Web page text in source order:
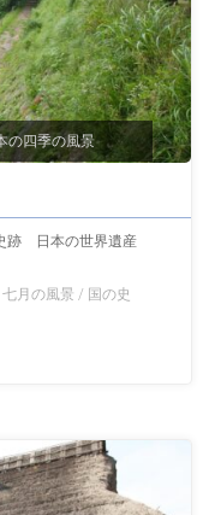
の四季の風景
跡 日本の世界遺産
七月の風景 / 国の史